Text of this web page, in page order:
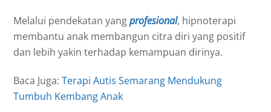
Melalui pendekatan yangprofesional, hipnoterapi
membantu anak membangun citra diri yang positif
dan lebih yakin terhadap kemampuan dirinya.
Baca Juga:Terapi Autis Semarang Mendukung
Tumbuh Kembang Anak